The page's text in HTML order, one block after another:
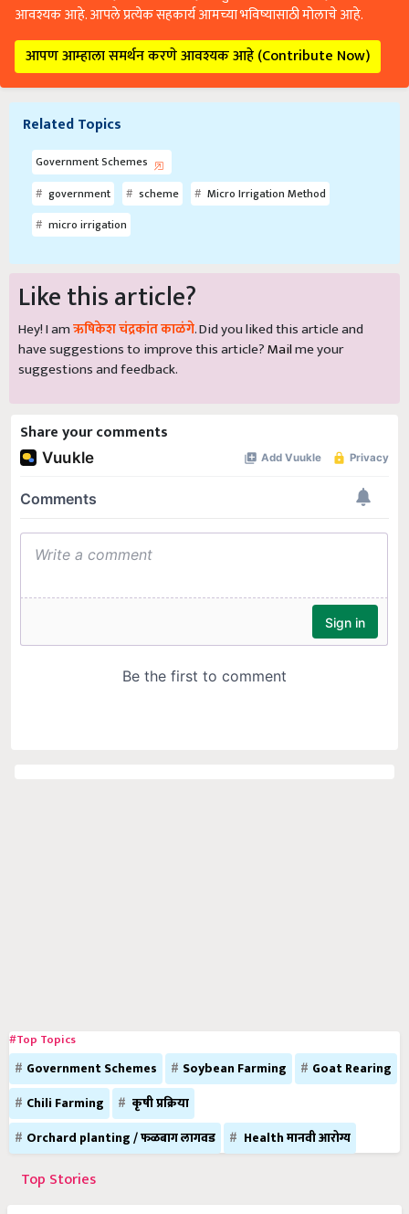
आवश्यक आहे. आपले प्रत्येक सहकार्य आमच्या भविष्यासाठी मोलाचे आहे.
आपण आम्हाला समर्थन करणे आवश्यक आहे (Contribute Now)
Related Topics
Government Schemes
government
scheme
Micro Irrigation Method
micro irrigation
Like this article?
Hey! I amऋषिकेश चंद्रकांत काळंगे. Did you liked this article and
have suggestions to improve this article?Mailme your
suggestions and feedback.
Share your comments
#Top Topics
Government Schemes Soybean Farming
Goat Rearing
Chili Farming
कृषी प्रक्रिया
Orchard planting / फळबाग लागवड
Health मानवी आरोग्य
Top Stories